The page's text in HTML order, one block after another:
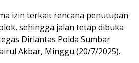
izin terkait rencana penutupan
sehingga jalan tetap dibuka
Dirlantas Polda Sumbar
Akbar, Minggu (20/7/2025).